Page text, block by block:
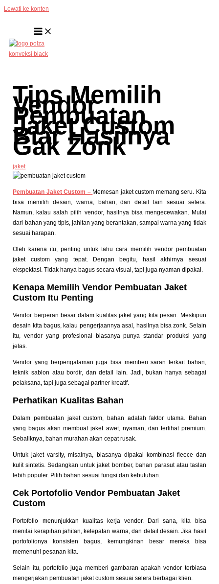
Lewati ke konten
Tips Memilih
Vendor
Pembuatan
Jaket Custom
Biar Hasilnya
Gak Zonk
jaket
Pembuatan Jaket Custom – Memesan jaket custom memang seru. Kita
bisa memilih desain, warna, bahan, dan detail lain sesuai selera.
Namun, kalau salah pilih vendor, hasilnya bisa mengecewakan. Mulai
dari bahan yang tipis, jahitan yang berantakan, sampai warna yang tidak
sesuai harapan.
Oleh karena itu, penting untuk tahu cara memilih vendor pembuatan
jaket custom yang tepat. Dengan begitu, hasil akhirnya sesuai
ekspektasi. Tidak hanya bagus secara visual, tapi juga nyaman dipakai.
Kenapa Memilih Vendor Pembuatan Jaket
Custom Itu Penting
Vendor berperan besar dalam kualitas jaket yang kita pesan. Meskipun
desain kita bagus, kalau pengerjaannya asal, hasilnya bisa zonk. Selain
itu, vendor yang profesional biasanya punya standar produksi yang
jelas.
Vendor yang berpengalaman juga bisa memberi saran terkait bahan,
teknik sablon atau bordir, dan detail lain. Jadi, bukan hanya sebagai
pelaksana, tapi juga sebagai partner kreatif.
Perhatikan Kualitas Bahan
Dalam pembuatan jaket custom, bahan adalah faktor utama. Bahan
yang bagus akan membuat jaket awet, nyaman, dan terlihat premium.
Sebaliknya, bahan murahan akan cepat rusak.
Untuk jaket varsity, misalnya, biasanya dipakai kombinasi fleece dan
kulit sintetis. Sedangkan untuk jaket bomber, bahan parasut atau taslan
lebih populer. Pilih bahan sesuai fungsi dan kebutuhan.
Cek Portofolio Vendor Pembuatan Jaket
Custom
Portofolio menunjukkan kualitas kerja vendor. Dari sana, kita bisa
menilai kerapihan jahitan, ketepatan warna, dan detail desain. Jika hasil
portofolionya konsisten bagus, kemungkinan besar mereka bisa
memenuhi pesanan kita.
Selain itu, portofolio juga memberi gambaran apakah vendor terbiasa
mengerjakan pembuatan jaket custom sesuai selera berbagai klien.